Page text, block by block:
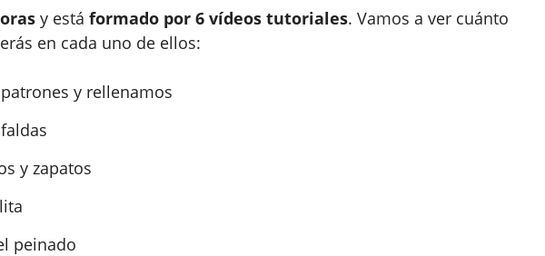
y está formado por 6 vídeos tutoriales. Vamos a ver cuánto
en cada uno de ellos:
y rellenamos
y zapatos
peinado